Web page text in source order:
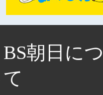
BS朝日に
て